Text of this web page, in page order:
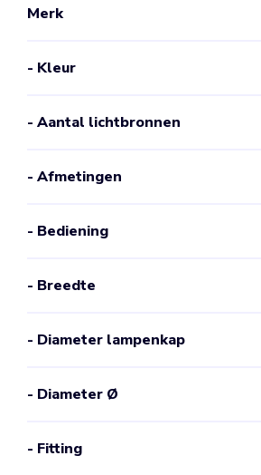
Merk
- Kleur
- Aantal lichtbronnen
- Afmetingen
- Bediening
- Breedte
- Diameter lampenkap
- Diameter Ø
- Fitting